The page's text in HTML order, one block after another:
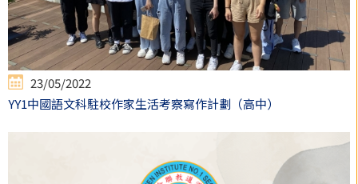
23/05/2022
YY1中國語文科駐校作家生活考察寫作計劃（高中）